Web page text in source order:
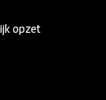
opzet